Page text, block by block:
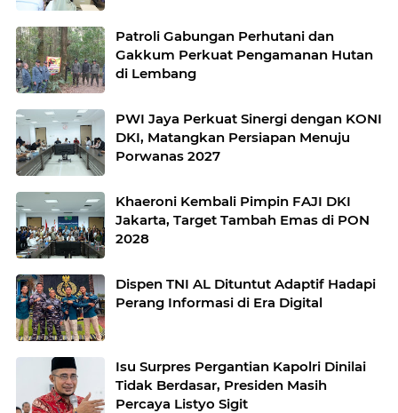
Patroli Gabungan Perhutani dan
Gakkum Perkuat Pengamanan Hutan
di Lembang
PWI Jaya Perkuat Sinergi dengan KONI
DKI, Matangkan Persiapan Menuju
Porwanas 2027
Khaeroni Kembali Pimpin FAJI DKI
Jakarta, Target Tambah Emas di PON
2028
Dispen TNI AL Dituntut Adaptif Hadapi
Perang Informasi di Era Digital
Isu Surpres Pergantian Kapolri Dinilai
Tidak Berdasar, Presiden Masih
Percaya Listyo Sigit